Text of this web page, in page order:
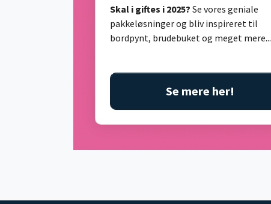
Skal i giftes i 2025? Se vores geniale
pakkeløsninger og bliv inspireret til
bordpynt, brudebuket og meget mere...
Se mere her!